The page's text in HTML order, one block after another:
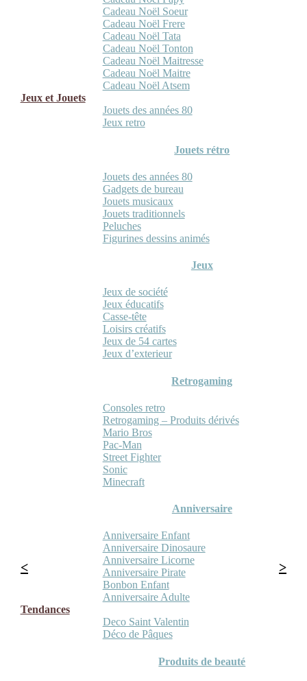
Cadeau Noël Soeur
Cadeau Noël Frere
Cadeau Noël Tata
Cadeau Noël Tonton
Cadeau Noël Maitresse
Cadeau Noël Maitre
Cadeau Noël Atsem
Jeux et Jouets
Jouets des années 80
Jeux retro
Jouets rétro
Jouets des années 80
Gadgets de bureau
Jouets musicaux
Jouets traditionnels
Peluches
Figurines dessins animés
Jeux
Jeux de société
Jeux éducatifs
Casse-tête
Loisirs créatifs
Jeux de 54 cartes
Jeux d’exterieur
Retrogaming
Consoles retro
Retrogaming – Produits dérivés
Mario Bros
Pac-Man
Street Fighter
Sonic
Minecraft
Anniversaire
Anniversaire Enfant
Anniversaire Dinosaure
Anniversaire Licorne
Anniversaire Pirate
Bonbon Enfant
Anniversaire Adulte
Tendances
Deco Saint Valentin
Déco de Pâques
Produits de beauté